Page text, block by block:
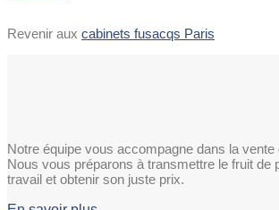
Revenir aux cabinets fusacqs Paris
Notre équipe vous accompagne dans la vente
Nous vous préparons à transmettre le fruit de
travail et obtenir son juste prix.